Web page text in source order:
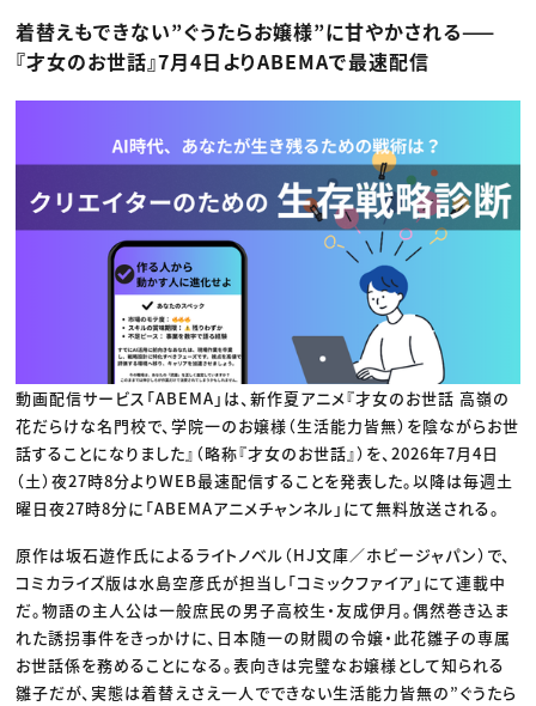
ディレクション
業界解説・キャリア事情
お役立ち基礎知識
ゲームクリエイター
映像クリエイター
マーケッター
C＆R Magazine
ニュース・トレンド
ゲーム・エンタメ
広告
出版
CREATIVE VILLAGEからのお知らせ
プロフェッショナル×つながる×メディア
着替えもできない”ぐうたらお嬢様”に甘やかされる——
『才女のお世話』7月4日よりABEMAで最速配信
動画配信サービス「ABEMA」は、新作夏アニメ『才女のお世話 高嶺の
花だらけな名門校で、学院一のお嬢様（生活能力皆無）を陰ながらお世
話することになりました』（略称『才女のお世話』）を、2026年7月4日
（土）夜27時8分よりWEB最速配信することを発表した。以降は毎週土
曜日夜27時8分に「ABEMAアニメチャンネル」にて無料放送される。
原作は坂石遊作氏によるライトノベル（HJ文庫／ホビージャパン）で、
コミカライズ版は水島空彦氏が担当し「コミックファイア」にて連載中
だ。物語の主人公は一般庶民の男子高校生・友成伊月。偶然巻き込ま
れた誘拐事件をきっかけに、日本随一の財閥の令嬢・此花雛子の専属
お世話係を務めることになる。表向きは完璧なお嬢様として知られる
雛子だが、実態は着替えさえ一人でできない生活能力皆無の”ぐうたら